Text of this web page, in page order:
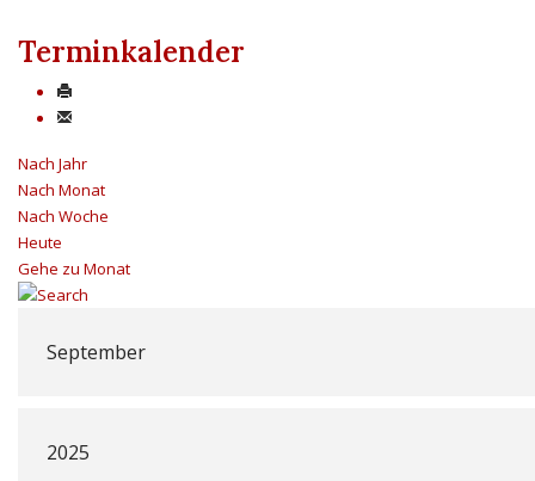
Terminkalender
Nach Jahr
Nach Monat
Nach Woche
Heute
Gehe zu Monat